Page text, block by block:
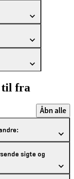
til fra
Åbn alle
sigte og